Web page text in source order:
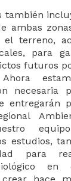
también
ambas
el terreno,
para
futuros
necesaria
entregarán
estudios,
para
en
hace